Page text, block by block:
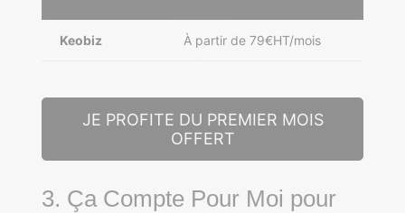
Keobiz À partir de 79€HT/mois
JE PROFITE DU PREMIER MOIS
OFFERT
3. Ça Compte Pour Moi pour